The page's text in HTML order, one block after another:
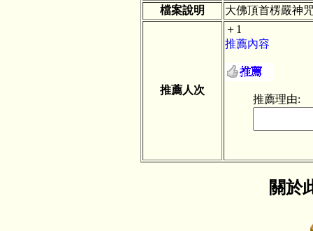
檔案說明
大佛頂首楞嚴神
推薦人次
＋1
推薦內容
推薦理由:
關於